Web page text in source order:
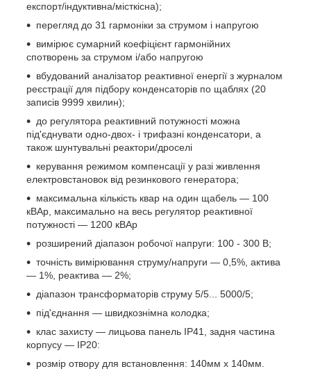
експорт/індуктивна/місткісна);
перегляд до 31 гармоніки за струмом і напругою
вимірює сумарний коефіцієнт гармонійних
спотворень за струмом і/або напругою
вбудований аналізатор реактивної енергії з журналом
реєстрації для підбору конденсаторів по щаблях (20
записів 9999 хвилин);
до регулятора реактивний потужності можна
під'єднувати одно-двох- і трифазні конденсатори, а
також шунтувальні реактори/дроселі
керування режимом компенсації у разі живлення
електровстановок від резинкового генератора;
максимальна кількість квар на один щабель — 100
кВАр, максимально на весь регулятор реактивної
потужності — 1200 кВАр
розширений діапазон робочої напруги: 100 - 300 В;
точність вимірювання струму/напруги — 0,5%, актива
— 1%, реактива — 2%;
діапазон трансформаторів струму 5/5... 5000/5;
під'єднання — швидкознімна колодка;
клас захисту — лицьова панель IP41, задня частина
корпусу — IP20:
розмір отвору для встановлення: 140мм х 140мм.